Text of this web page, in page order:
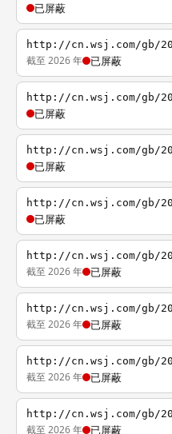
已屏蔽
http://cn.wsj.com/gb/
截至 2026 年 已屏蔽
http://cn.wsj.com/gb/
已屏蔽
http://cn.wsj.com/gb/
已屏蔽
http://cn.wsj.com/gb/
已屏蔽
http://cn.wsj.com/gb/
截至 2026 年 已屏蔽
http://cn.wsj.com/gb/
截至 2026 年 已屏蔽
http://cn.wsj.com/gb/
截至 2026 年 已屏蔽
http://cn.wsj.com/gb/
截至 2026 年 已屏蔽